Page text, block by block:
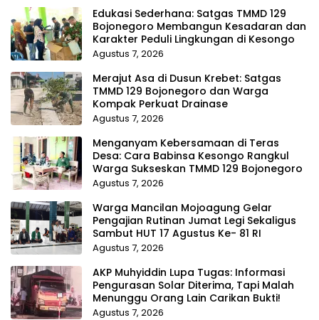
Edukasi Sederhana: Satgas TMMD 129
Bojonegoro Membangun Kesadaran dan
Karakter Peduli Lingkungan di Kesongo
Agustus 7, 2026
Merajut Asa di Dusun Krebet: Satgas
TMMD 129 Bojonegoro dan Warga
Kompak Perkuat Drainase
Agustus 7, 2026
Menganyam Kebersamaan di Teras
Desa: Cara Babinsa Kesongo Rangkul
Warga Sukseskan TMMD 129 Bojonegoro
Agustus 7, 2026
Warga Mancilan Mojoagung Gelar
Pengajian Rutinan Jumat Legi Sekaligus
Sambut HUT 17 Agustus Ke- 81 RI
Agustus 7, 2026
AKP Muhyiddin Lupa Tugas: Informasi
Pengurasan Solar Diterima, Tapi Malah
Menunggu Orang Lain Carikan Bukti!
Agustus 7, 2026